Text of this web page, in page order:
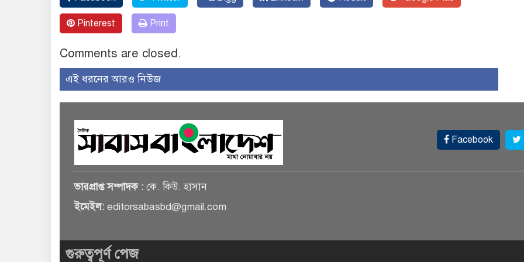
Pinterest Print
Comments are closed.
এই ধরনের আরও নিউজ
Facebook
ভারপ্রাপ্ত সম্পাদক : কে. কিউ. হাসান
ইমেইল: editorsabasbd@gmail.com
গুরুত্বপূর্ণ পেজ